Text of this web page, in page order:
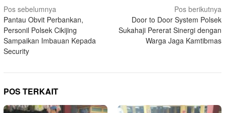
Navigasi
pos
Pos sebelumnya
Pantau Obvit Perbankan,
Personil Polsek Cikijing
Sampaikan Imbauan Kepada
Security
Pos berikutnya
Door to Door System Polsek
Sukahaji Pererat Sinergi dengan
Warga Jaga Kamtibmas
POS TERKAIT